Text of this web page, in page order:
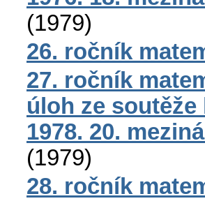
(1979)
26. ročník
27. ročník
úloh ze
1978. 20.
(1979)
28. ročník